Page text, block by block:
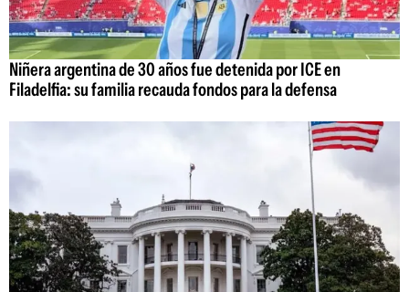
Niñera argentina de 30 años fue detenida por ICE en
Filadelfia: su familia recauda fondos para la defensa